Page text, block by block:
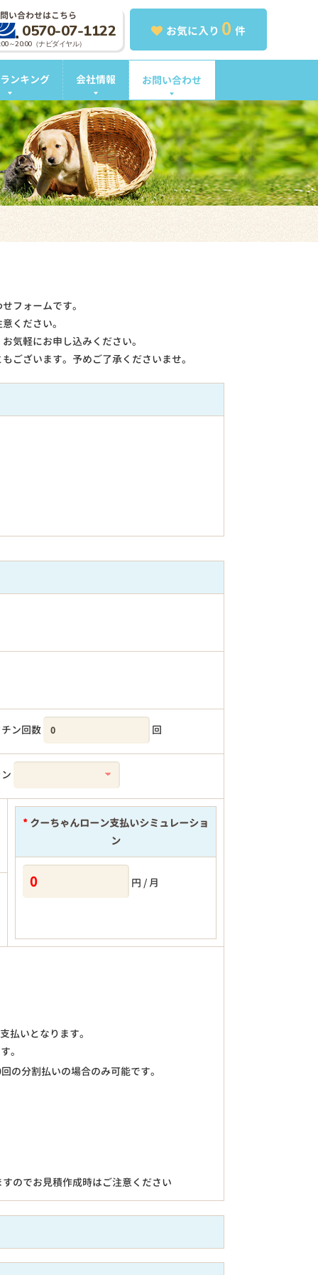
お気に入り 0 件
い合わせはこちら
0570-07-1122
～20:00（ナビダイヤル）
ンキング 会社情報 お問い合わせ
フォームです。
ください。
気軽にお申し込みください。
ございます。予めご了承くださいませ。
ン回数 回
* クーちゃんローン支払いシミュレーショ
ン
円 / 月
払いとなります。
。
の分割払いの場合のみ可能です。
のでお見積作成時はご注意ください